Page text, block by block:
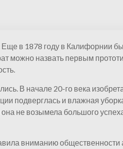
в 1878 году в Калифорнии
можно назвать первым
В начале 20-го века
подверглась и влажная
не возымела большого
вниманию